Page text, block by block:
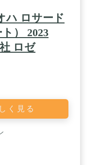
ハ ロサード
ト） 2023
ロゼ
く見る